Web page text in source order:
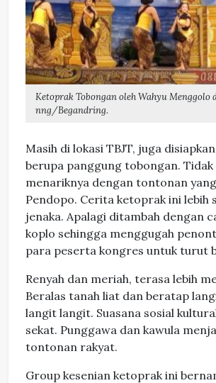
Ketoprak Tobongan oleh Wahyu Menggolo
nng/Begandring.
Masih di lokasi TBJT, juga
berupa panggung tobongan. Tidak
menariknya dengan tontonan
Pendopo. Cerita ketoprak ini lebih
jenaka. Apalagi ditambah dengan
koplo sehingga menggugah
para peserta kongres untuk turut
Renyah dan meriah, terasa lebih
Beralas tanah liat dan beratap
langit langit. Suasana sosial
sekat. Punggawa dan kawula
tontonan rakyat.
Group kesenian ketoprak ini